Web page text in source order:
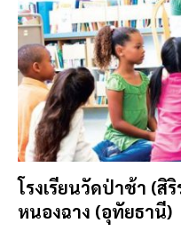
โรงเรียนวัดป่าช้า (สิ
หนองฉาง (อุทัยธานี)